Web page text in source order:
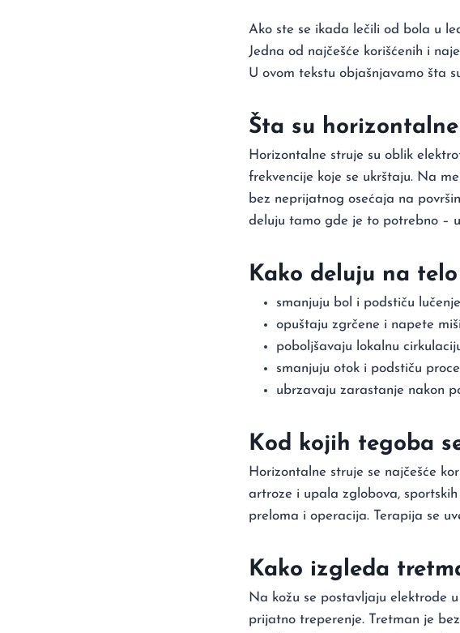
Ako ste se ikada lečili od bola u
Jedna od najčešće korišćenih i
U ovom tekstu objašnjavamo šta
Šta su
Horizontalne struje su oblik
frekvencije koje se ukrštaju. Na
bez neprijatnog osećaja na
deluju tamo gde je to potrebno –
Kako deluju na telo
smanjuju bol i podstiču
opuštaju zgrčene i napete
poboljšavaju lokalnu
smanjuju otok i podstiču
ubrzavaju zarastanje nakon
Kod kojih tegoba
Horizontalne struje se najčešće
artroze i upala zglobova,
preloma i operacija. Terapija se
Kako izgleda
Na kožu se postavljaju elektrode
prijatno treperenje. Tretman je